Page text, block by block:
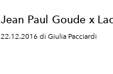
Jean Paul Goude x
22.12.2016 di Giulia Pacciardi